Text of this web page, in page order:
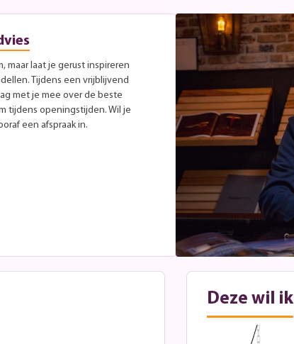
maar laat je gerust inspireren
Tijdens een vrijblijvend
met je mee over de beste
tijdens openingstijden. Wil je
een afspraak in.
Deze wil ik